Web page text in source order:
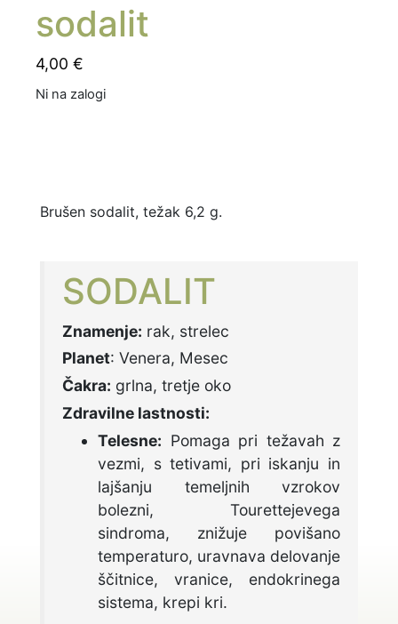
sodalit
4,00 €
Ni na zalogi
Brušen sodalit, težak 6,2 g.
SODALIT
Znamenje: rak, strelec
Planet: Venera, Mesec
Čakra: grlna, tretje oko
Zdravilne lastnosti:
Telesne: Pomaga pri težavah z
vezmi, s tetivami, pri iskanju in
lajšanju temeljnih vzrokov
bolezni, Tourettejevega
sindroma, znižuje povišano
temperaturo, uravnava delovanje
ščitnice, vranice, endokrinega
sistema, krepi kri.